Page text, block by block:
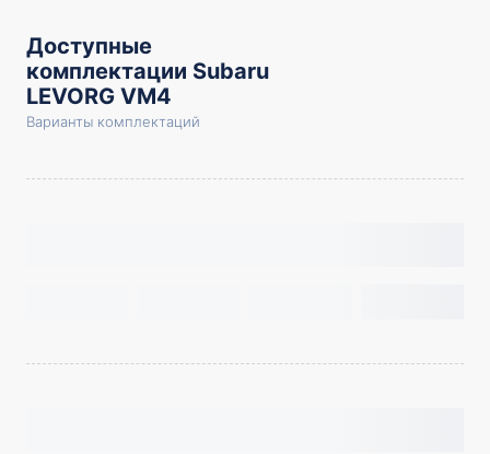
Доступные
комплектации Subaru
LEVORG VM4
Варианты комплектаций